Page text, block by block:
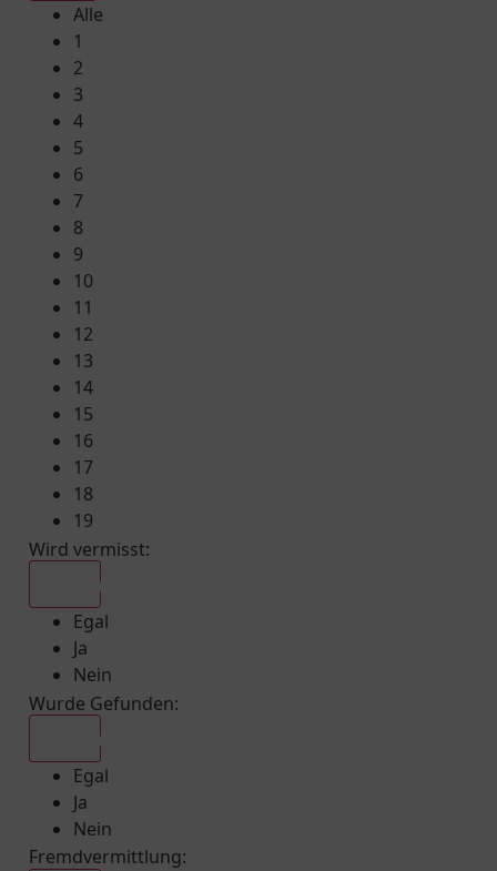
Alle
1
2
3
4
5
6
7
8
9
10
11
12
13
14
15
16
17
18
19
Wird vermisst:
Egal
Ja
Nein
Wurde Gefunden:
Egal
Ja
Nein
Fremdvermittlung: